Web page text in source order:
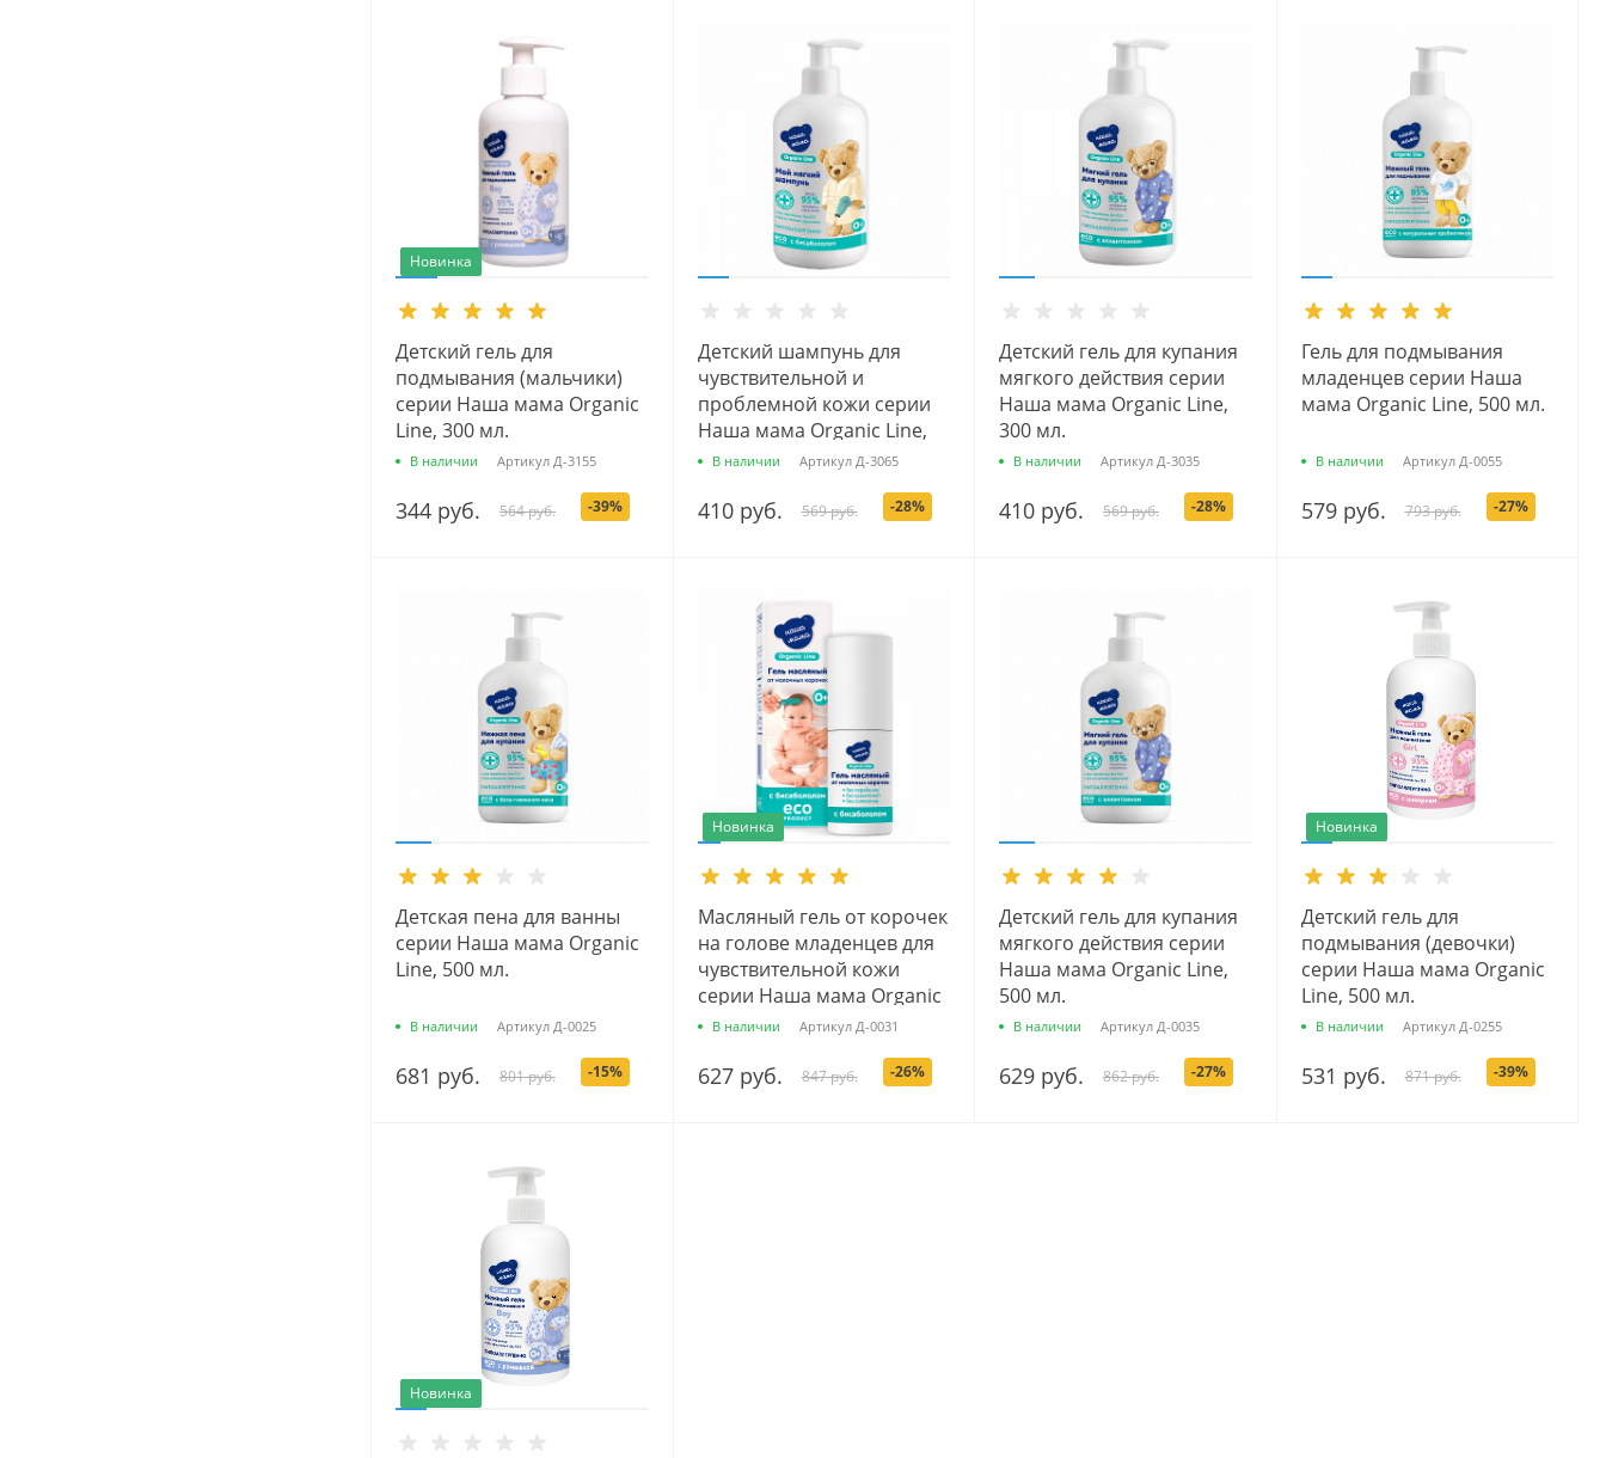
Новинка
Детский гель для
подмывания (мальчики)
серии Наша мама Organic
Line, 300 мл.
В наличии Артикул Д-3155
344 руб. 564 руб. -39%
Детский шампунь для
чувствительной и
проблемной кожи серии
Наша мама Organic Line,
300 мл.
В наличии Артикул Д-3065
410 руб. 569 руб. -28%
Детский гель для купания
мягкого действия серии
Наша мама Organic Line,
300 мл.
В наличии Артикул Д-3035
410 руб. 569 руб. -28%
Гель для подмывания
младенцев серии Наша
мама Organic Line, 500 мл.
В наличии Артикул Д-0055
579 руб. 793 руб. -27%
Детская пена для ванны
серии Наша мама Organic
Line, 500 мл.
В наличии Артикул Д-0025
681 руб. 801 руб. -15%
Новинка
Масляный гель от корочек
на голове младенцев для
чувствительной кожи
серии Наша мама Organic
Line, 30 мл.
В наличии Артикул Д-0031
627 руб. 847 руб. -26%
Детский гель для купания
мягкого действия серии
Наша мама Organic Line,
500 мл.
В наличии Артикул Д-0035
629 руб. 862 руб. -27%
Новинка
Детский гель для
подмывания (девочки)
серии Наша мама Organic
Line, 500 мл.
В наличии Артикул Д-0255
531 руб. 871 руб. -39%
Новинка